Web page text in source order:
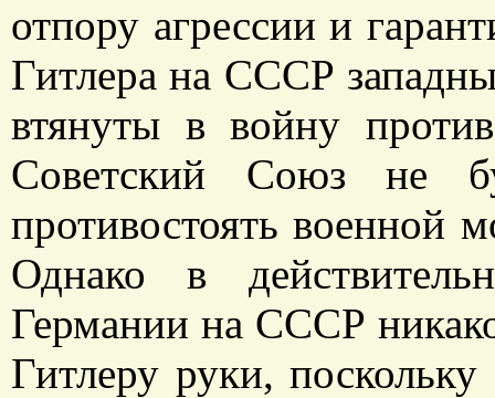
отпору агрессии и
Гитлера на СССР
втянуты в войну
Советский Союз не
противостоять военной
Однако в
Германии на СССР
Гитлеру руки,